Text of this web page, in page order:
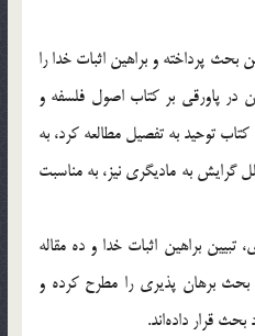
پرداخته و براهين اثبات خدا را
در پاورقي بر كتاب اصول فلسفه و
توحيد به تفصيل مطالعه كرد، به
گرايش به ماديگري نيز، به مناسبت
تبيين براهين اثبات خدا و ده مقاله
بحث برهان پذيري را مطرح كرده و
قرار داده‌اند.